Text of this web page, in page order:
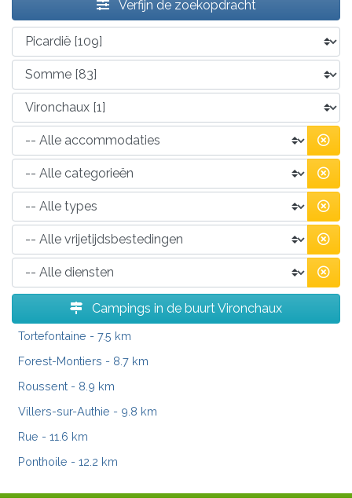
Verfijn de zoekopdracht
Campings in de buurt Vironchaux
Tortefontaine - 7.5 km
Forest-Montiers - 8.7 km
Roussent - 8.9 km
Villers-sur-Authie - 9.8 km
Rue - 11.6 km
Ponthoile - 12.2 km